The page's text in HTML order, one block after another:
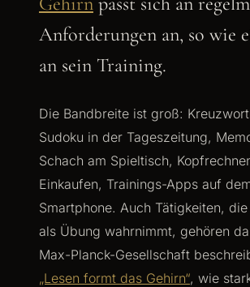
Anforderungen an, so wie
an sein Training.
Die Bandbreite ist groß:
Sudoku in der Tageszeitung,
Schach am Spieltisch,
Einkaufen, Trainings-Apps auf
Smartphone. Auch Tätigkeiten,
als Übung wahrnimmt, gehören
Max-Planck-Gesellschaft
„Lesen formt das Gehirn“, wie